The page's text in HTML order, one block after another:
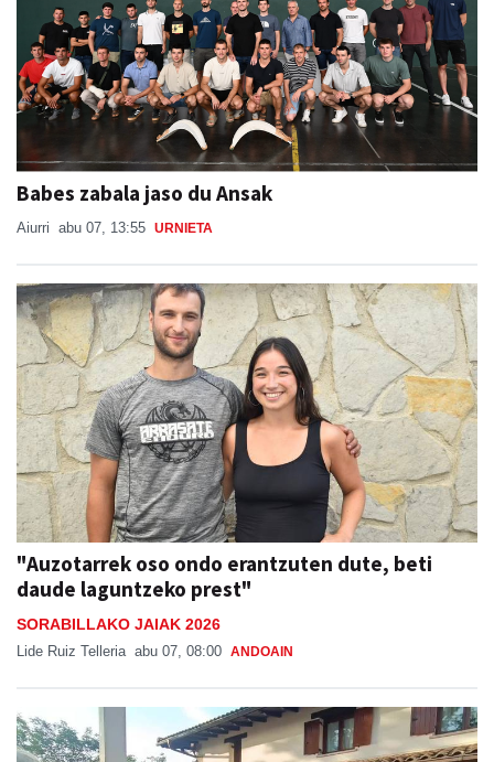
Babes zabala jaso du Ansak
"Auzotarrek oso ondo erantzuten dute, beti
daude laguntzeko prest"
SORABILLAKO JAIAK 2026
Lide Ruiz Telleria abu 07, 08:00